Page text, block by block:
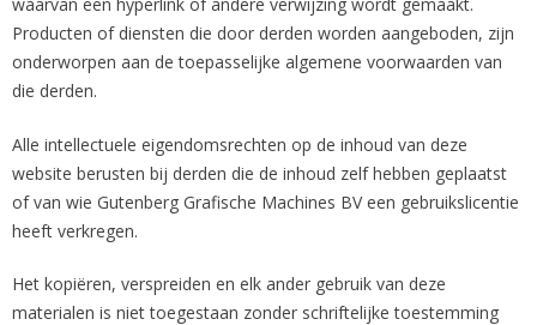
waarvan een hyperlink of andere verwijzing wordt gemaakt.
Producten of diensten die door derden worden aangeboden, zijn
onderworpen aan de toepasselijke algemene voorwaarden van
die derden.
Alle intellectuele eigendomsrechten op de inhoud van deze
website berusten bij derden die de inhoud zelf hebben geplaatst
of van wie Gutenberg Grafische Machines BV een gebruikslicentie
heeft verkregen.
Het kopiëren, verspreiden en elk ander gebruik van deze
materialen is niet toegestaan zonder schriftelijke toestemming